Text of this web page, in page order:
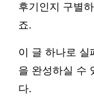
후기인지 구별
죠.
이 글 하나로 실
을 완성하실 수
다.